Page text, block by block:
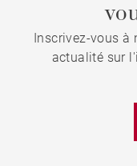
Inscrivez-vous à
actualité sur